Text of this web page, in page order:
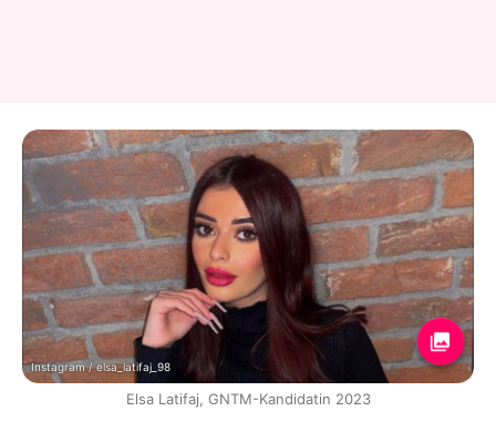
Instagram / elsa_latifaj_98
Elsa Latifaj, GNTM-Kandidatin 2023